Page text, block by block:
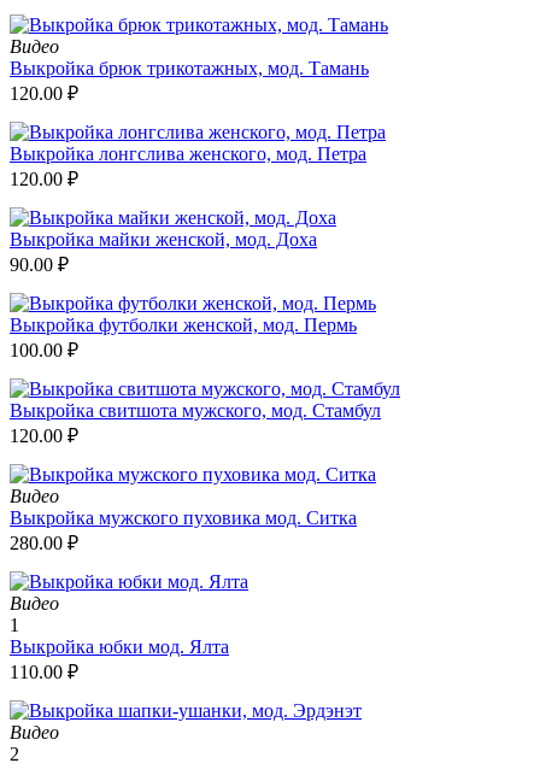
Видео
Выкройка брюк трикотажных, мод. Тамань
120.00 ₽
Выкройка лонгслива женского, мод. Петра
120.00 ₽
Выкройка майки женской, мод. Доха
90.00 ₽
Выкройка футболки женской, мод. Пермь
100.00 ₽
Выкройка свитшота мужского, мод. Стамбул
120.00 ₽
Видео
Выкройка мужского пуховика мод. Ситка
280.00 ₽
Видео
1
Выкройка юбки мод. Ялта
110.00 ₽
Видео
2